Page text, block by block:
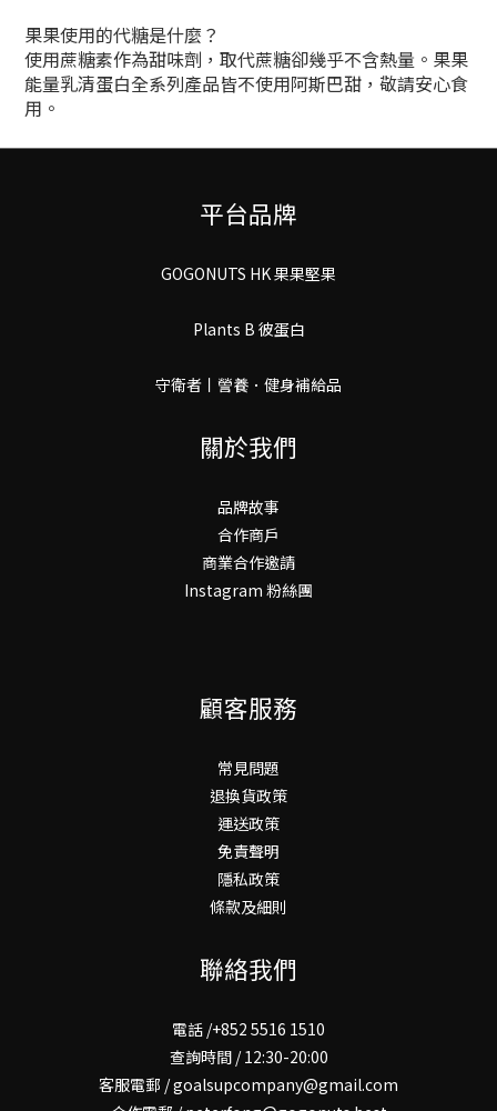
果果使用的代糖是什麼？
使用蔗糖素作為甜味劑，取代蔗糖卻幾乎不含熱量。果果
能量乳清蛋白全系列產品皆不使用阿斯巴甜，敬請安心食
用。
平台品牌
GOGONUTS HK 果果堅果
Plants B 彼蛋白
守衛者丨謍養．健身補給品
關於我們
品牌故事
合作商戶
商業合作邀請
Instagram 粉絲團
顧客服務
常見問題
退換貨政策
運送政策
免責聲明
隱私政策
條款及細則
聯絡我們
電話 /+852 5516 1510
查詢時間 / 12:30-20:00
客服電郵 / goalsupcompany@gmail.com